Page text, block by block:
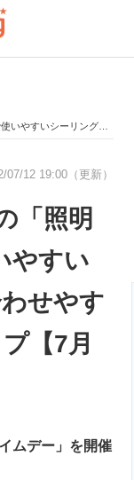
ド 進化するPC
経営リーダー
製造業のIT導
ザインをピックアップ【7月13日まで】
07/12 19:00（更新）
「照明
やすい
せやす
【7月
ムデー」を開催